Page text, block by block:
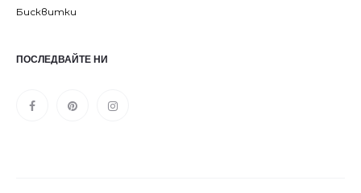
Бисквитки
ПОСЛЕДВАЙТЕ НИ